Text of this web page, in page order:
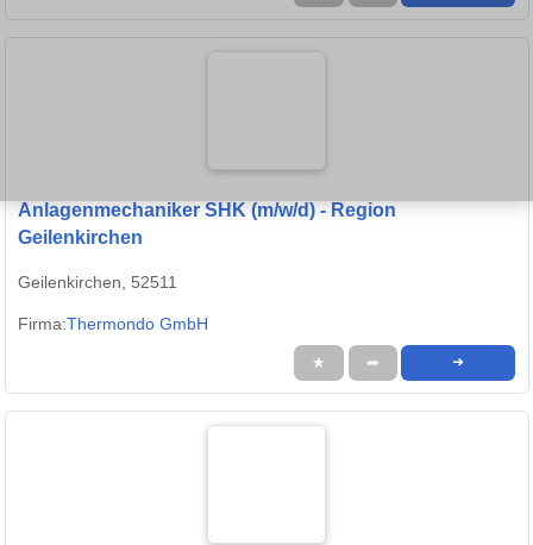
Anlagenmechaniker SHK (m/w/d) - Region
Geilenkirchen
Geilenkirchen, 52511
Firma:Thermondo GmbH
★ ➦ ➜